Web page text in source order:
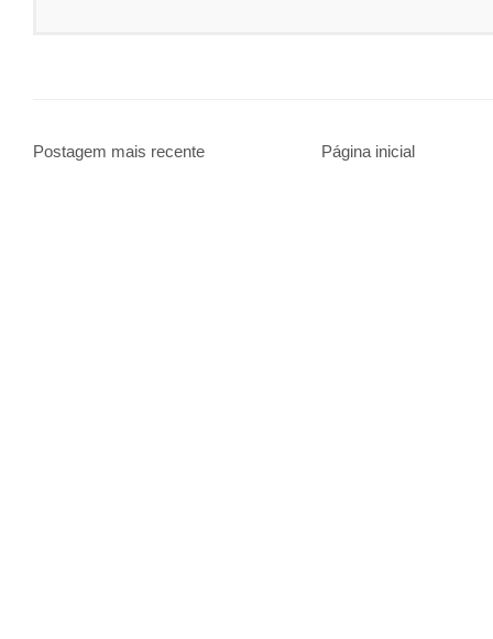
Postagem mais recente Página inicial